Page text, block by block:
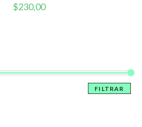
$230,00
FILTRAR